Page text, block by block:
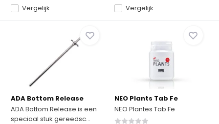
Vergelijk Vergelijk
ADA Bottom Release
ADA Bottom Release is een
speciaal stuk gereedsc...
NEO Plants Tab Fe
NEO Plantes Tab Fe